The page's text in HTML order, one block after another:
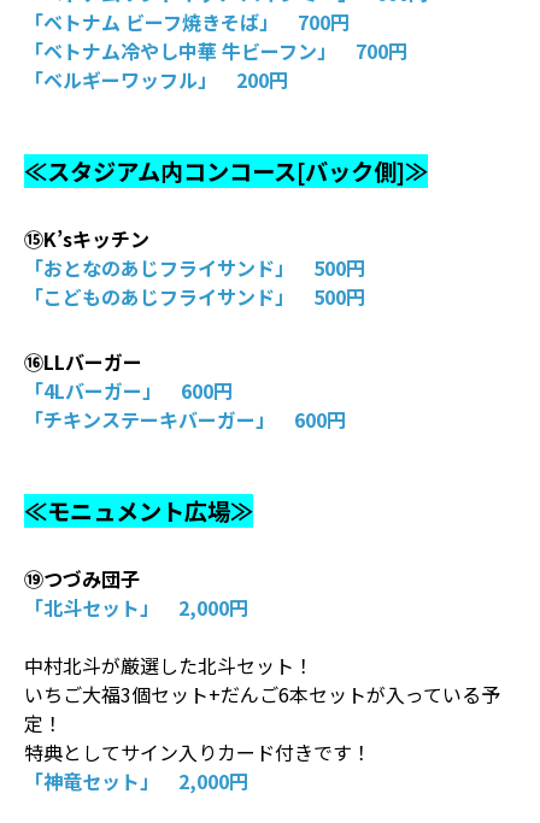
「ベトナム ビーフ焼きそば」 700円
「ベトナム冷やし中華 牛ビーフン」 700円
「ベルギーワッフル」 200円
≪スタジアム内コンコース[バック側]≫
⑮K’sキッチン
「おとなのあじフライサンド」 500円
「こどものあじフライサンド」 500円
⑯LLバーガー
「4Lバーガー」 600円
「チキンステーキバーガー」 600円
≪モニュメント広場≫
⑲つづみ団子
「北斗セット」 2,000円
中村北斗が厳選した北斗セット！
いちご大福3個セット+だんご6本セットが入っている予
定！
特典としてサイン入りカード付きです！
「神竜セット」 2,000円